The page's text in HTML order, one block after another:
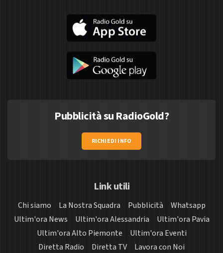
Pubblicità su RadioGold?
RICHIEDI INFO
Link utili
Chi siamo La Nostra Squadra Pubblicità
Whatsapp
Ultim'ora News
Ultim'ora Alessandria
Ultim'ora Pavia
Ultim'ora Alto Piemonte
Ultim'ora Eventi
Diretta Radio
Diretta TV Lavora con Noi